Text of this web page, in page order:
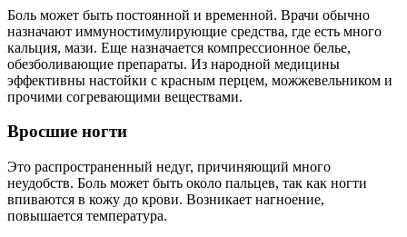
Боль может быть постоянной и временной. Врачи обычно
назначают иммуностимулирующие средства, где есть много
кальция, мази. Еще назначается компрессионное белье,
обезболивающие препараты. Из народной медицины
эффективны настойки с красным перцем, можжевельником и
прочими согревающими веществами.
Вросшие ногти
Это распространенный недуг, причиняющий много
неудобств. Боль может быть около пальцев, так как ногти
впиваются в кожу до крови. Возникает нагноение,
повышается температура.